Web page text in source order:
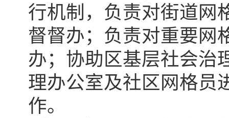
行机制，负责对街道网
督督办；负责对重要网
办；协助区基层社会治
理办公室及社区网格员
作。